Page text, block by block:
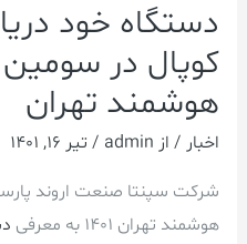
دستگاه خود
کوپال در
هوشمند تهران
اخبار / از admin
/ تیر 16, 1401
شرکت سپنتا صنعت اروند
هوشمند تهران 1401 به معرفی